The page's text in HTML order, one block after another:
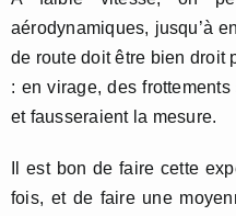
aérodynamiques, jusqu’à
de route doit être bien droit
: en virage, des
et fausseraient la mesure.
Il est bon de faire cette
fois, et de faire une